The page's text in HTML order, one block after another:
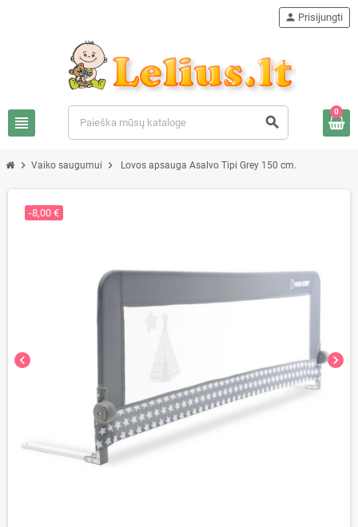
view_headline search
person Prisijungti
0
chevron_right Vaiko saugumui chevron_right Lovos apsauga Asalvo Tipi Grey 150 cm.
chevron_left chevron_right
-8,00 €